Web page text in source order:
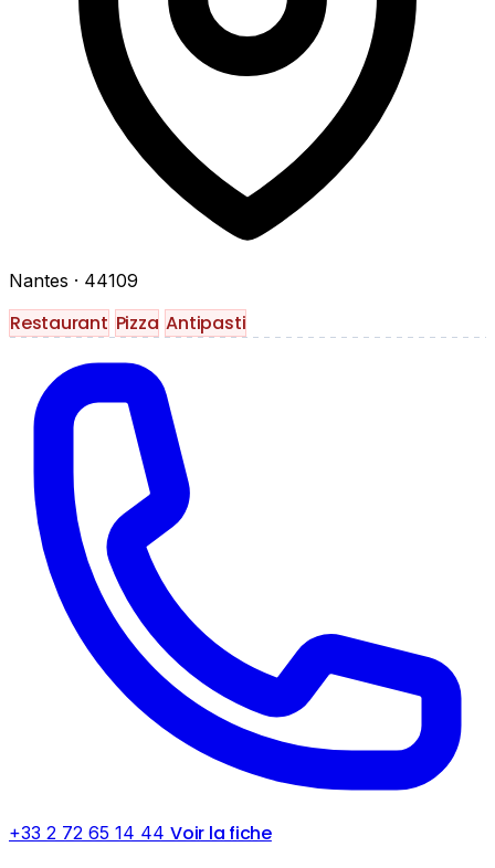
Nantes · 44109
Restaurant Pizza Antipasti
+33 2 72 65 14 44 Voir la fiche